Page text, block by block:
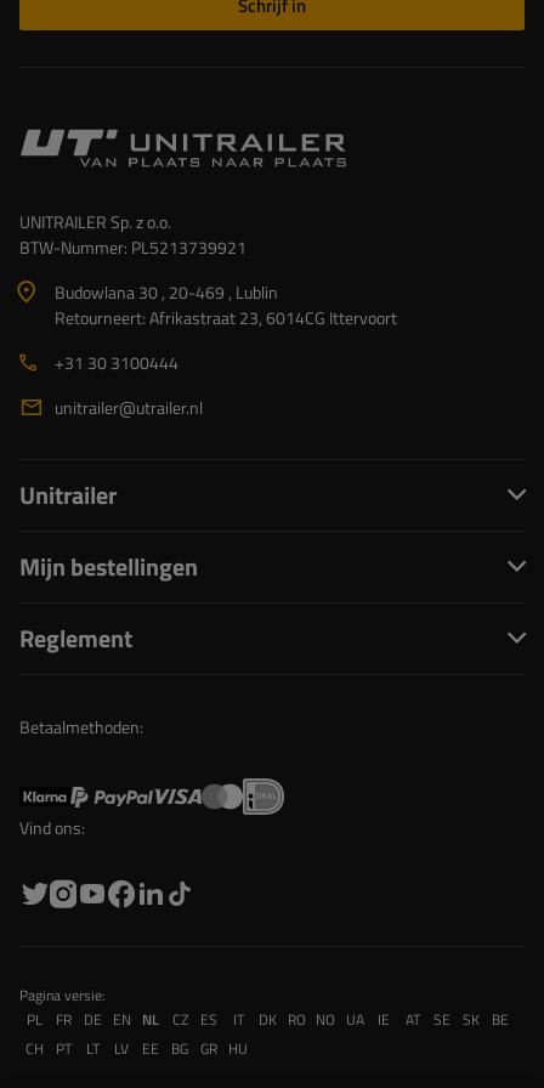
UNITRAILER Sp. z o.o.
BTW-Nummer: PL5213739921
Budowlana 30 , 20-469 , Lublin
Retourneert: Afrikastraat 23, 6014CG Ittervoort
+31 30 3100444
unitrailer@utrailer.nl
Unitrailer
Mijn bestellingen
Reglement
Betaalmethoden:
Vind ons:
Pagina versie:
PL
FR DE EN NL CZ ES IT DK RO NO UA IE AT SE SK BE
CH
PT LT LV EE BG GR HU